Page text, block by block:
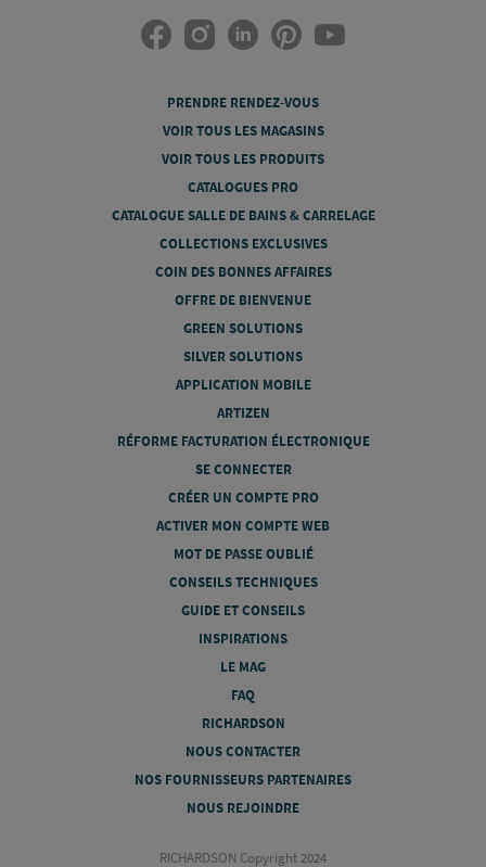
PRENDRE RENDEZ-VOUS
VOIR TOUS LES MAGASINS
VOIR TOUS LES PRODUITS
CATALOGUES PRO
CATALOGUE SALLE DE BAINS & CARRELAGE
COLLECTIONS EXCLUSIVES
COIN DES BONNES AFFAIRES
OFFRE DE BIENVENUE
GREEN SOLUTIONS
SILVER SOLUTIONS
APPLICATION MOBILE
ARTIZEN
RÉFORME FACTURATION ÉLECTRONIQUE
SE CONNECTER
CRÉER UN COMPTE PRO
ACTIVER MON COMPTE WEB
MOT DE PASSE OUBLIÉ
CONSEILS TECHNIQUES
GUIDE ET CONSEILS
INSPIRATIONS
LE MAG
FAQ
RICHARDSON
NOUS CONTACTER
NOS FOURNISSEURS PARTENAIRES
NOUS REJOINDRE
RICHARDSON Copyright 2024